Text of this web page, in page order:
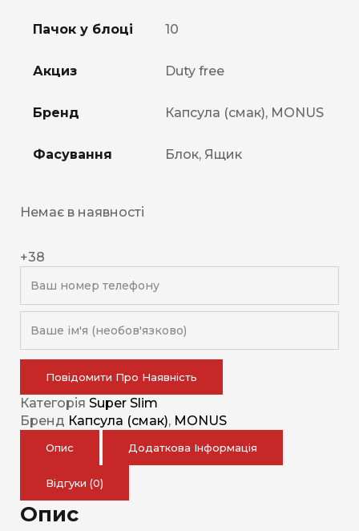
Пачок у блоці 10
Акциз Duty free
Бренд Капсула (смак), MONUS
Фасування Блок, Ящик
Немає в наявності
+38
Повідомити Про Наявність
Категорія Super Slim
Бренд Капсула (смак), MONUS
Опис Додаткова Інформація
Відгуки (0)
Опис